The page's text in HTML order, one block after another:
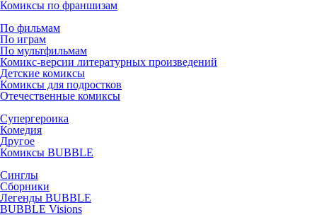
Комиксы по франшизам
По фильмам
По играм
По мультфильмам
Комикс-версии литературных произведений
Детские комиксы
Комиксы для подростков
Отечественные комиксы
Супергероика
Комедия
Другое
Комиксы BUBBLE
Синглы
Сборники
Легенды BUBBLE
BUBBLE Visions